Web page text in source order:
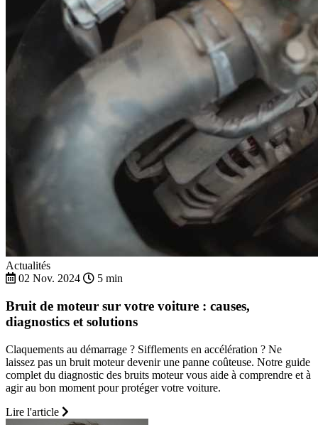
Actualités
02 Nov. 2024
5 min
Bruit de moteur sur votre voiture : causes,
diagnostics et solutions
Claquements au démarrage ? Sifflements en accélération ? Ne
laissez pas un bruit moteur devenir une panne coûteuse. Notre guide
complet du diagnostic des bruits moteur vous aide à comprendre et à
agir au bon moment pour protéger votre voiture.
Lire l'article